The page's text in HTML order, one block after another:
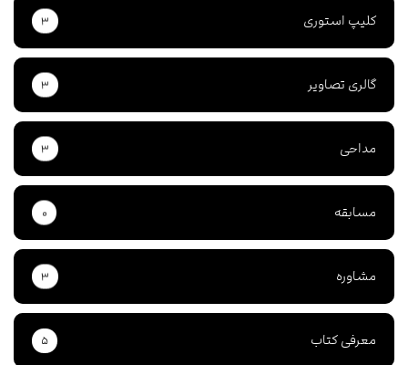
کلیپ استوری ۳
گالری تصاویر ۳
مداحی ۳
مسابقه ۰
مشاوره ۳
معرفی کتاب ۵